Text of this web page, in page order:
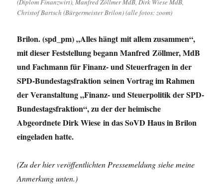
(Diplom Finanzwirt), Manfred Zöllmer MdB, Dirk Wiese MdB,
Christof Bartsch (Bürgermeister Brilon) (alle fotos: zoom)
Brilon. (spd_pm) „Alles hängt mit allem zusammen“,
mit dieser Feststellung begann Manfred Zöllmer, MdB
und Fachmann für Finanz- und Steuerfragen in der
SPD-Bundestagsfraktion seinen Vortrag im Rahmen
der Veranstaltung „Finanz- und Steuerpolitik der SPD-
Bundestagsfraktion“, zu der der heimische
Abgeordnete Dirk Wiese in das SoVD Haus in Brilon
eingeladen hatte.
(Zu der hier veröffentlichten Pressemeldung siehe meine
Anmerkung unten.)